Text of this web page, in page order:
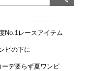
No.1レースアイテム
ピの下に
ーデ要らず夏ワンピ